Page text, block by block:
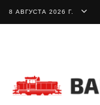
8 АВГУСТА 2026 Г.